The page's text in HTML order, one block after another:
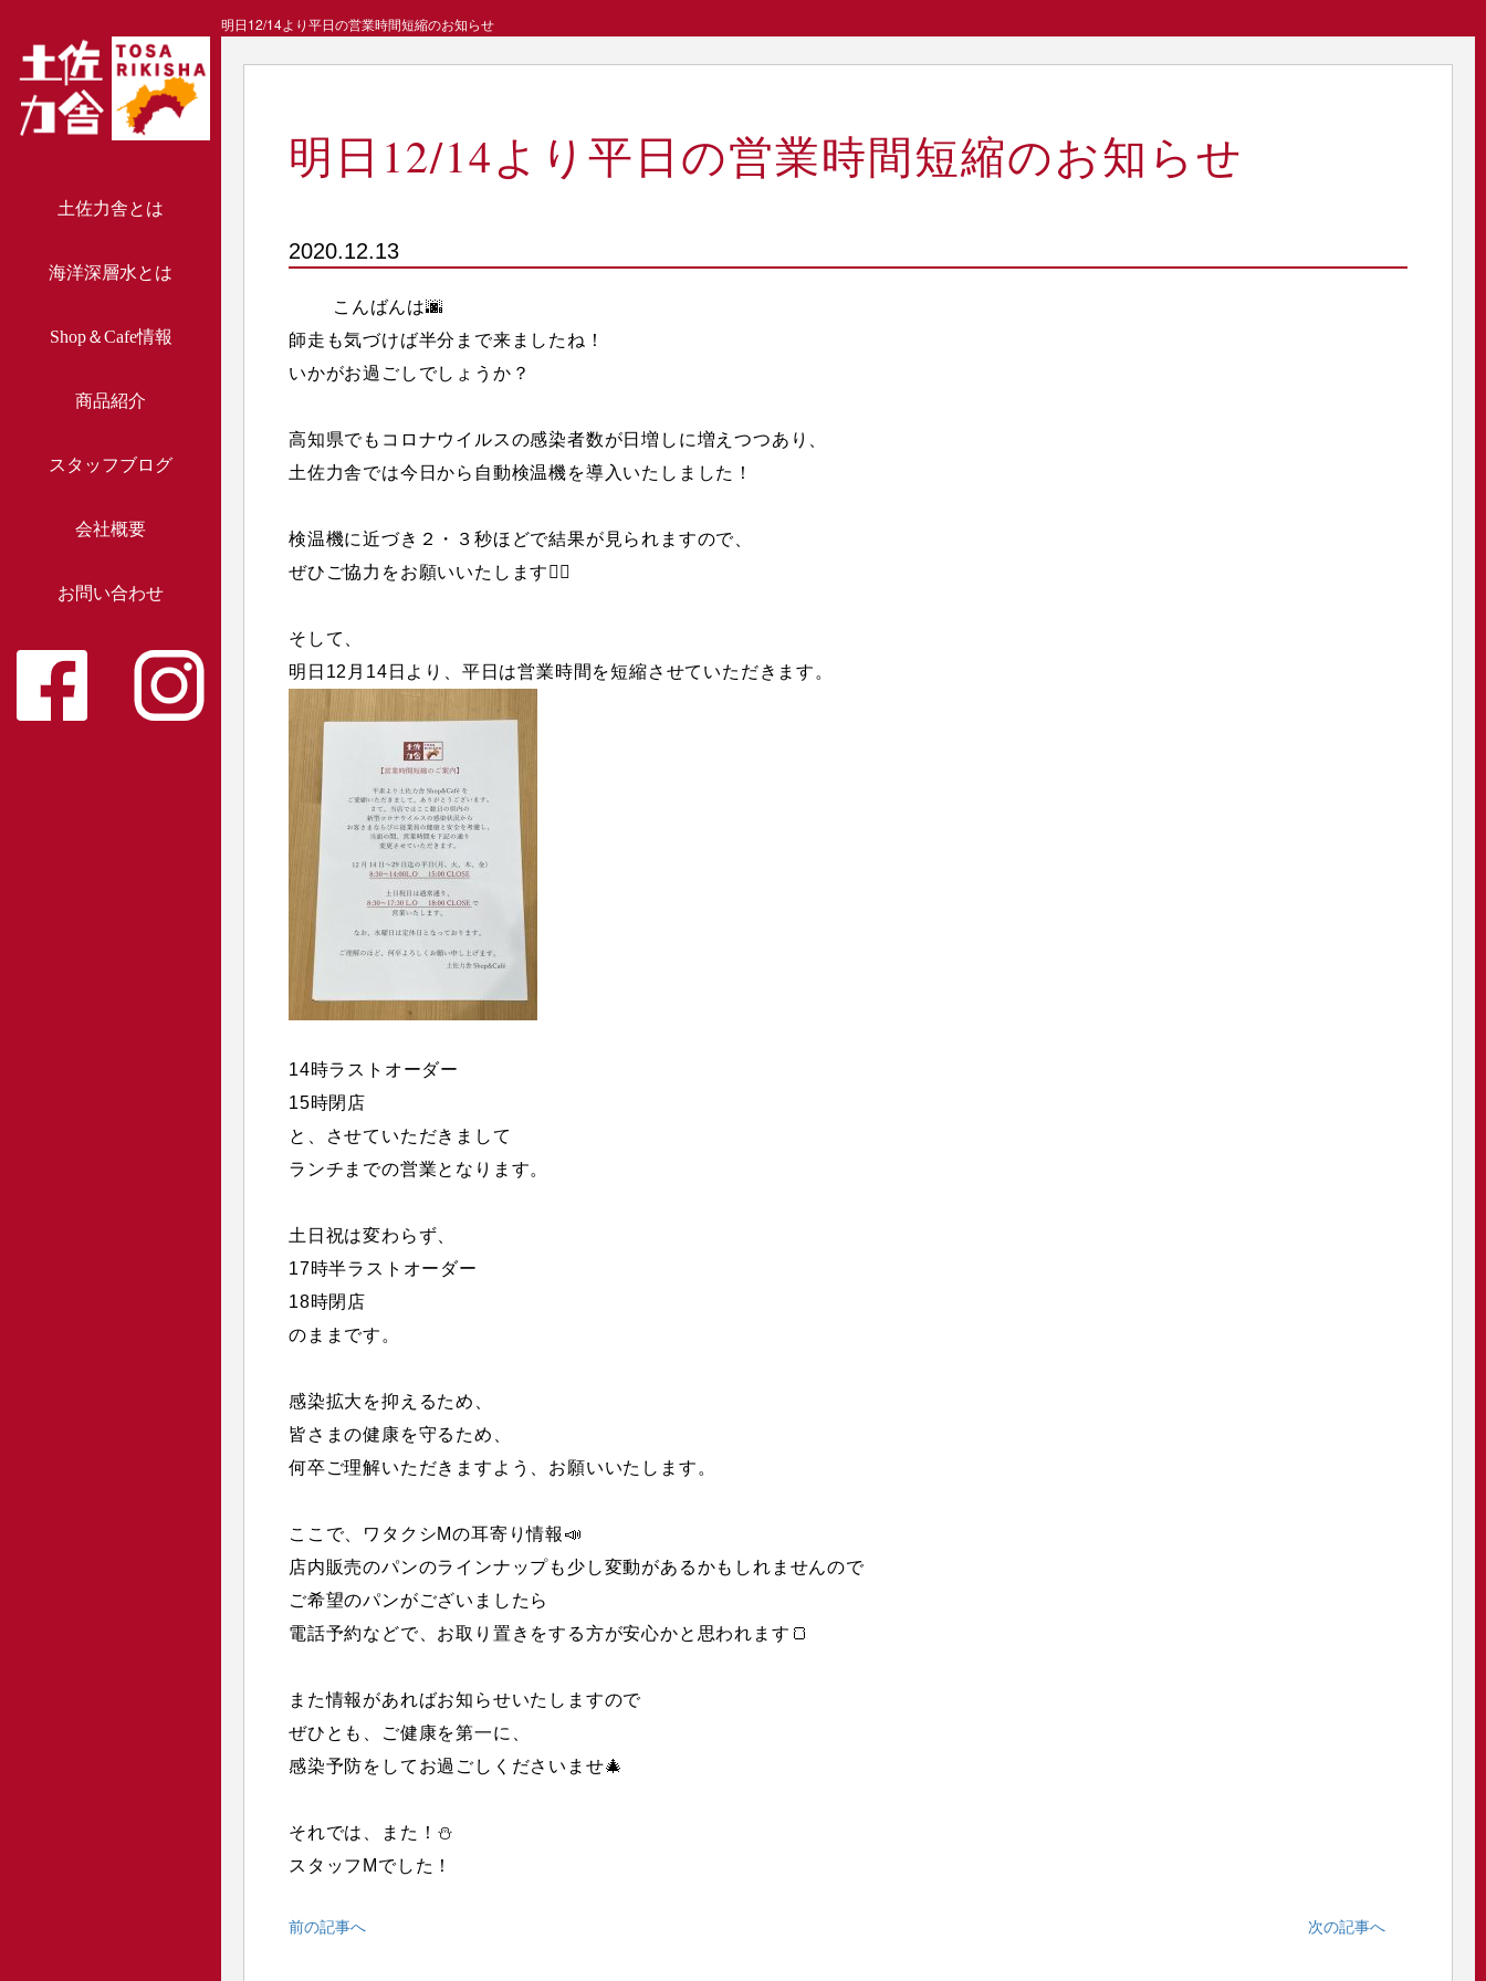
明日12/14より平日の営業時間短縮のお知らせ
土佐力舎とは
海洋深層水とは
Shop＆Cafe情報
商品紹介
スタッフブログ
会社概要
お問い合わせ
明日12/14より平日の営業時間短縮のお知らせ
2020.12.13
こんばんは🌆
師走も気づけば半分まで来ましたね！
いかがお過ごしでしょうか？
高知県でもコロナウイルスの感染者数が日増しに増えつつあり、
土佐力舎では今日から自動検温機を導入いたしました！
検温機に近づき２・３秒ほどで結果が見られますので、
ぜひご協力をお願いいたします🙇‍♀️
そして、
明日12月14日より、平日は営業時間を短縮させていただきます。
14時ラストオーダー
15時閉店
と、させていただきまして
ランチまでの営業となります。
土日祝は変わらず、
17時半ラストオーダー
18時閉店
のままです。
感染拡大を抑えるため、
皆さまの健康を守るため、
何卒ご理解いただきますよう、お願いいたします。
ここで、ワタクシMの耳寄り情報📣
店内販売のパンのラインナップも少し変動があるかもしれませんので
ご希望のパンがございましたら
電話予約などで、お取り置きをする方が安心かと思われます🍞
また情報があればお知らせいたしますので
ぜひとも、ご健康を第一に、
感染予防をしてお過ごしくださいませ🎄
それでは、また！⛄️
スタッフMでした！
前の記事へ 次の記事へ